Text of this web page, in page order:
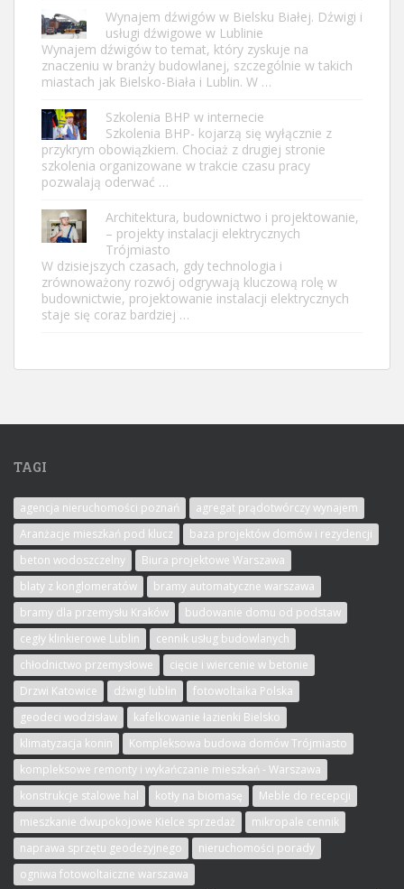
Wynajem dźwigów w Bielsku Białej. Dźwigi i
usługi dźwigowe w Lublinie
Wynajem dźwigów to temat, który zyskuje na
znaczeniu w branży budowlanej, szczególnie w takich
miastach jak Bielsko-Biała i Lublin. W …
Szkolenia BHP w internecie
Szkolenia BHP- kojarzą się wyłącznie z
przykrym obowiązkiem. Chociaż z drugiej stronie
szkolenia organizowane w trakcie czasu pracy
pozwalają oderwać …
Architektura, budownictwo i projektowanie,
– projekty instalacji elektrycznych
Trójmiasto
W dzisiejszych czasach, gdy technologia i
zrównoważony rozwój odgrywają kluczową rolę w
budownictwie, projektowanie instalacji elektrycznych
staje się coraz bardziej …
TAGI
agencja nieruchomości poznań
agregat prądotwórczy wynajem
Aranżacje mieszkań pod klucz
baza projektów domów i rezydencji
beton wodoszczelny
Biura projektowe Warszawa
blaty z konglomeratów
bramy automatyczne warszawa
bramy dla przemysłu Kraków
budowanie domu od podstaw
cegły klinkierowe Lublin
cennik usług budowlanych
chłodnictwo przemysłowe
cięcie i wiercenie w betonie
Drzwi Katowice
dźwigi lublin
fotowoltaika Polska
geodeci wodzisław
kafelkowanie łazienki Bielsko
klimatyzacja konin
Kompleksowa budowa domów Trójmiasto
kompleksowe remonty i wykańczanie mieszkań - Warszawa
konstrukcje stalowe hal
kotły na biomasę
Meble do recepcji
mieszkanie dwupokojowe Kielce sprzedaż
mikropale cennik
naprawa sprzętu geodezyjnego
nieruchomości porady
ogniwa fotowoltaiczne warszawa